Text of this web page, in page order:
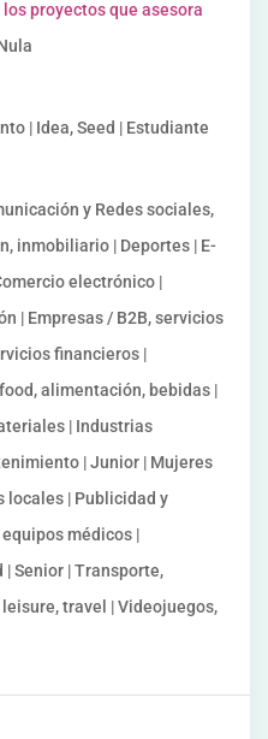
proyectos que asesora
| Idea, Seed | Estudiante
y Redes sociales,
inmobiliario | Deportes | E-
electrónico |
| Empresas / B2B, servicios
financieros |
alimentación, bebidas |
| Industrias
| Junior | Mujeres
locales | Publicidad y
médicos |
Senior | Transporte,
travel | Videojuegos,